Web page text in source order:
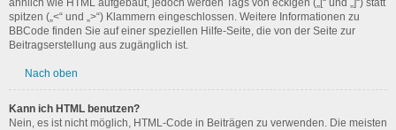
ähnlich wie HTML aufgebaut, jedoch werden Tags von eckigen („[“ und „]“) statt
spitzen („<“ und „>“) Klammern eingeschlossen. Weitere Informationen zu
BBCode finden Sie auf einer speziellen Hilfe-Seite, die von der Seite zur
Beitragserstellung aus zugänglich ist.
Nach oben
Kann ich HTML benutzen?
Nein, es ist nicht möglich, HTML-Code in Beiträgen zu verwenden. Die meisten